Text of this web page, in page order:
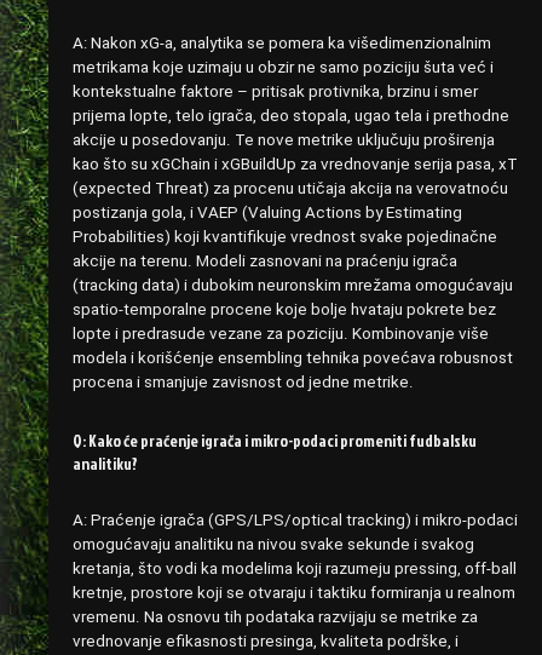
A: Nakon xG-a, analytika se pomera ka višedimenzionalnim
metrikama koje uzimaju u obzir ne samo poziciju šuta već i
kontekstualne faktore – pritisak protivnika, brzinu i smer
prijema lopte, telo igrača, deo stopala, ugao tela i prethodne
akcije u posedovanju. Te nove metrike uključuju proširenja
kao što su xGChain i xGBuildUp za vrednovanje serija pasa, xT
(expected Threat) za procenu utičaja akcija na verovatnoću
postizanja gola, i VAEP (Valuing Actions by Estimating
Probabilities) koji kvantifikuje vrednost svake pojedinačne
akcije na terenu. Modeli zasnovani na praćenju igrača
(tracking data) i dubokim neuronskim mrežama omogućavaju
spatio-temporalne procene koje bolje hvataju pokrete bez
lopte i predrasude vezane za poziciju. Kombinovanje više
modela i korišćenje ensembling tehnika povećava robusnost
procena i smanjuje zavisnost od jedne metrike.
Q: Kako će praćenje igrača i mikro-podaci promeniti fudbalsku
analitiku?
A: Praćenje igrača (GPS/LPS/optical tracking) i mikro-podaci
omogućavaju analitiku na nivou svake sekunde i svakog
kretanja, što vodi ka modelima koji razumeju pressing, off-ball
kretnje, prostore koji se otvaraju i taktiku formiranja u realnom
vremenu. Na osnovu tih podataka razvijaju se metrike za
vrednovanje efikasnosti presinga, kvaliteta podrške, i